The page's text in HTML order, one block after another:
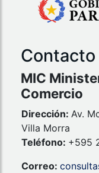
Contacto
MIC
Comercio
Dirección: Av.
Villa Morra
Teléfono: +595
Correo: